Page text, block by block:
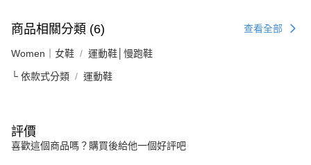
商品相關分類 (6) 查看全部
Women｜女鞋 運動鞋│慢跑鞋
└ 依款式分類 運動鞋
評價
喜歡這個商品嗎？購買後給他一個好評吧